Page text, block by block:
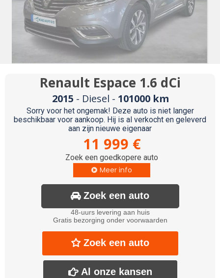
Renault Espace 1.6 dCi
2015 - Diesel - 101000 km
Sorry voor het ongemak! Deze auto is niet langer
beschikbaar voor aankoop. Hij is al verkocht en geleverd
aan zijn nieuwe eigenaar
11 999 €
Zoek een goedkopere auto
 Meer info
Zoek een auto
48-uurs levering aan huis
Gratis bezorging onder voorwaarden
Zoek een auto
Al onze kansen